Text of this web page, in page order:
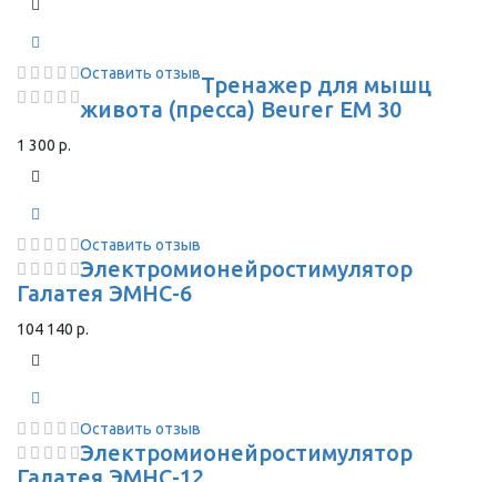
Оставить отзывТренажер для мышц
живота (пресса) Beurer EM 30
1 300 р.
Оставить отзыв
Электромионейростимулятор
Галатея ЭМНС-6
104 140 р.
Оставить отзыв
Электромионейростимулятор